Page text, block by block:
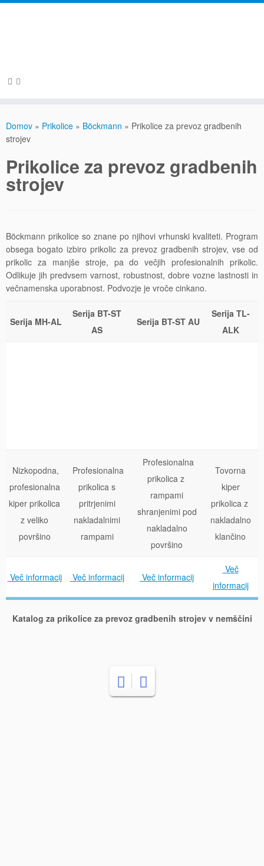
content
Domov » Prikolice » Böckmann » Prikolice za prevoz gradbenih
strojev
Prikolice za prevoz gradbenih
strojev
Böckmann prikolice so znane po njihovi vrhunski kvaliteti. Program
obsega bogato izbiro prikolic za prevoz gradbenih strojev, vse od
prikolic za manjše stroje, pa do večjih profesionalnih prikolic.
Odlikuje jih predvsem varnost, robustnost, dobre vozne lastnosti in
večnamenska uporabnost. Podvozje je vroče cinkano.
Serija MH-AL
Serija BT-ST
AS
Serija BT-ST AU
Serija TL-
ALK
Nizkopodna,
profesionalna
kiper prikolica
z veliko
površino
Profesionalna
prikolica s
pritrjenimi
nakladalnimi
rampami
Profesionalna
prikolica z
rampami
shranjenimi pod
nakladalno
površino
Tovorna
kiper
prikolica z
nakladalno
klančino
Več informacij Več informacij Več informacij
Več
informacij
Katalog za prikolice za prevoz gradbenih strojev v nemščini